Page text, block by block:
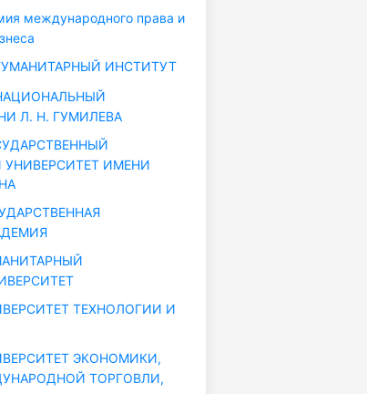
международного права и
ИНСТИТУТ
Л. Н. ГУМИЛЕВА
УНИВЕРСИТЕТ ИМЕНИ
ТЕХНОЛОГИИ И
ЭКОНОМИКИ,
ТОРГОВЛИ,